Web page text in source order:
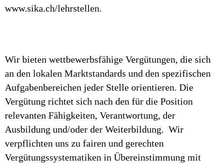
www.sika.ch/lehrstellen.
Wir bieten wettbewerbsfähige Vergütungen, die sich
an den lokalen Marktstandards und den spezifischen
Aufgabenbereichen jeder Stelle orientieren. Die
Vergütung richtet sich nach den für die Position
relevanten Fähigkeiten, Verantwortung, der
Ausbildung und/oder der Weiterbildung. Wir
verpflichten uns zu fairen und gerechten
Vergütungssystematiken in Übereinstimmung mit